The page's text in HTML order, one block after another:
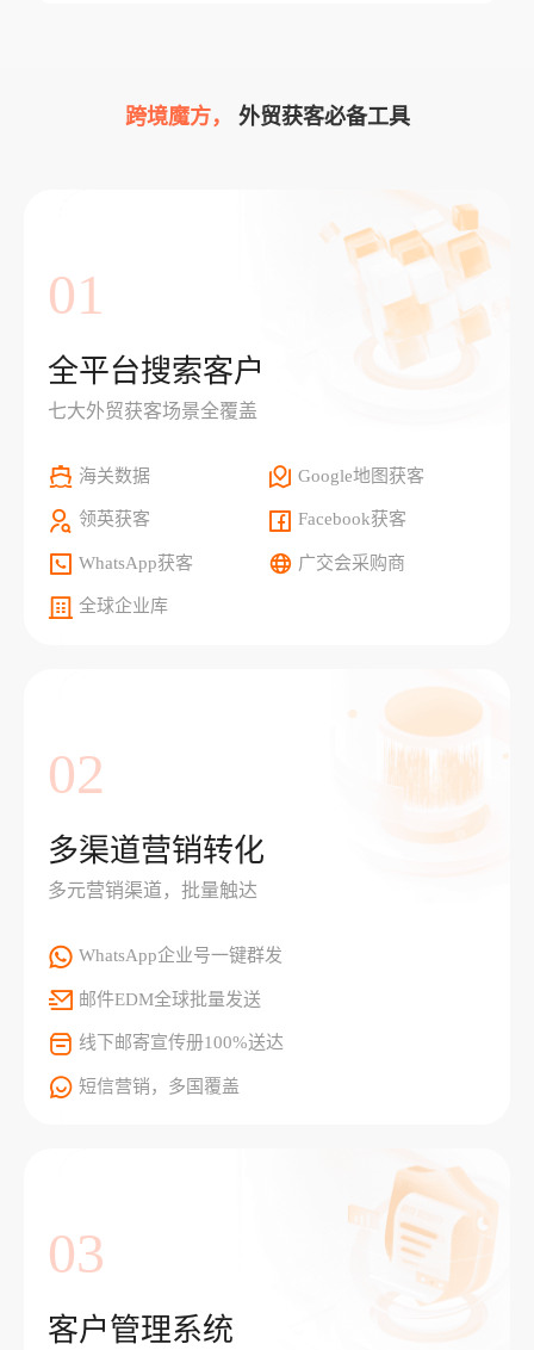
跨境魔方， 外贸获客必备工具
01
全平台搜索客户
七大外贸获客场景全覆盖
海关数据 Google地图获客
领英获客 Facebook获客
WhatsApp获客 广交会采购商
全球企业库
02
多渠道营销转化
多元营销渠道，批量触达
WhatsApp企业号一键群发
邮件EDM全球批量发送
线下邮寄宣传册100%送达
短信营销，多国覆盖
03
客户管理系统